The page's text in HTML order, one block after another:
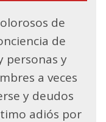
de
de
personas y
a veces
y deudos
adiós por